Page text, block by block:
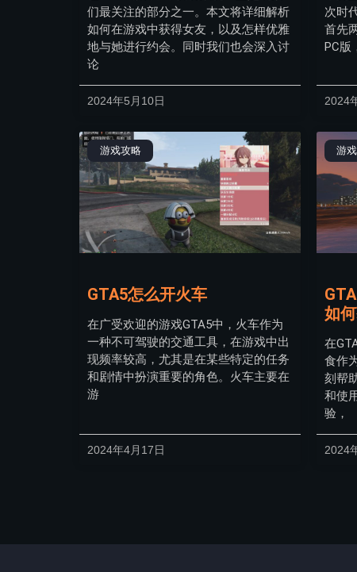
们最关注的部分之一。本文将详细解析
如何在游戏中获得女友，以及怎样优雅
地与她进行约会。同时我们也会深入讨
论
2024年5月10日
次时
首先
PC版
2024
游戏攻略
GTA5怎么开火车
在广受欢迎的游戏GTA5中，火车作为
一种不可驾驶的交通工具，在游戏中出
现频率较高，尤其是在某些特定的任务
和剧情中扮演重要的角色。火车主要在
游
2024年4月17日
游
如
在
食作
刻帮
和使
验，
2024